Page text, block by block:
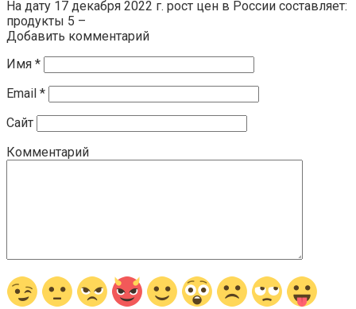
На дату 17 декабря 2022 г. рост цен в России составляет:
продукты 5 –
Добавить комментарий
Имя *
Email *
Сайт
Комментарий